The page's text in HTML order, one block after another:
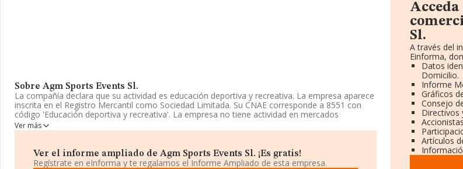
Sobre Agm Sports Events Sl.
La compañía declara que su actividad es educación deportiva y recreativa. La empresa aparece
inscrita en el Registro Mercantil como Sociedad Limitada. Su CNAE corresponde a 8551 con
código 'Educación deportiva y recreativa'. La empresa no tiene actividad en mercados
exteriores.
B56919202, tiene su domicilio social establecido en Calle De Denia núm. 19 28939, (28939),
Arroyomolinos, Madrid.
Ver más
Ver el informe ampliado de Agm Sports Events Sl. ¡Es gratis!
Regístrate en eInforma y te regalamos el Informe Ampliado de esta empresa.
Sl.
A través del
Einforma,
Datos
Domicilio.
Informe
Gráficos
Consejo
Directivos
Artículos